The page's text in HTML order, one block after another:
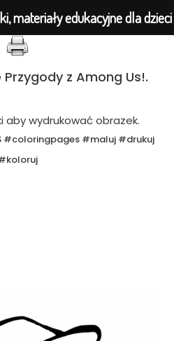
z Among Us!.
aby wydrukować obrazek.
#coloringpages #maluj #drukuj
materiały edukacyjne dla dzieci